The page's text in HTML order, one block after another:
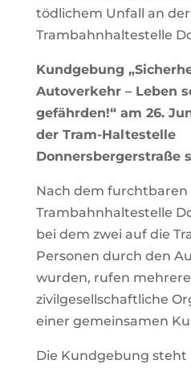
tödlichem Unfall an der
Trambahnhaltestelle
Kundgebung
Autoverkehr – Leben
gefährden!“ am 26.
der Tram-Haltestelle
Donnersbergerstraße
Nach dem furchtbaren
Trambahnhaltestelle
bei dem zwei auf die
Personen durch den
wurden, rufen mehrere
zivilgesellschaftliche
einer gemeinsamen
Die Kundgebung